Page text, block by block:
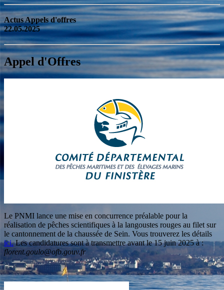
Actus Appels d'offres
22.05.2025
Appel d'Offres
Le PNMI lance une mise en concurrence préalable pour la
réalisation de pêches scientifiques à la langoustes rouges au filet sur
le cantonnement de la chaussée de Sein. Vous trouverez les détails
ici.Les candidatures sont à transmettre avant le 15 juin 2025 à :
florent.goulo@ofb.gouv.fr